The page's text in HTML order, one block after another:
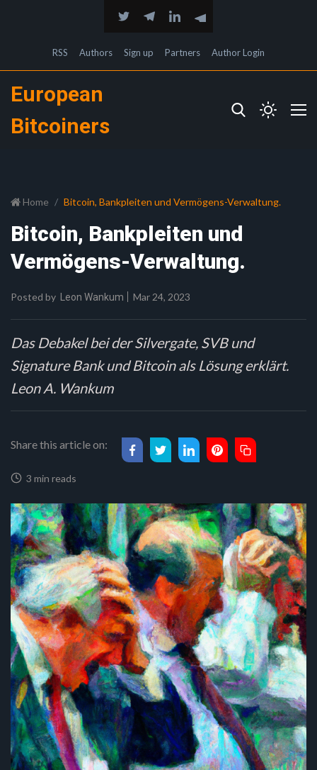
RSS Authors Sign up Partners Author Login
European
Bitcoiners
Home Bitcoin, Bankpleiten und Vermögens-Verwaltung.
Bitcoin, Bankpleiten und
Vermögens-Verwaltung.
Posted by Leon Wankum Mar 24, 2023
Das Debakel bei der Silvergate, SVB und
Signature Bank und Bitcoin als Lösung erklärt.
Leon A. Wankum
Share this article on:
3 min reads